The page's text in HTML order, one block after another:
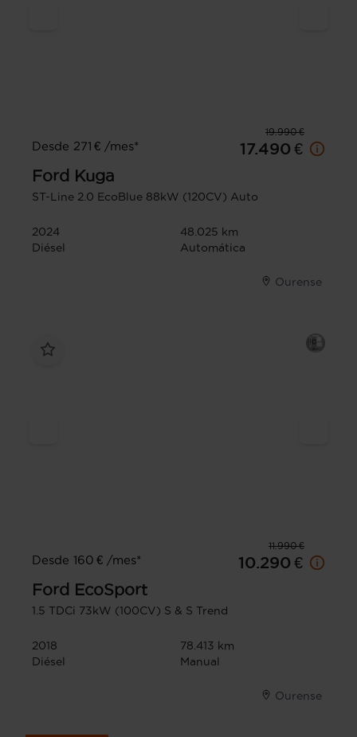
19.990 €
Desde 271 € /mes*
17.490 €
Ford Kuga
ST-Line 2.0 EcoBlue 88kW (120CV) Auto
2024
48.025 km
Diésel
Automática
Ourense
11.990 €
Desde 160 € /mes*
10.290 €
Ford EcoSport
1.5 TDCi 73kW (100CV) S & S Trend
2018
78.413 km
Diésel
Manual
Ourense